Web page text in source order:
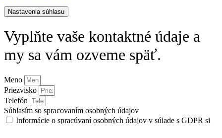
Nastavenia súhlasu
Vyplňte vaše kontaktné údaje a
my sa vám ozveme späť.
Meno
Priezvisko
Telefón
Súhlasím so spracovaním osobných údajov
Informácie o spracúvaní osobných údajov v súlade s GDPR si